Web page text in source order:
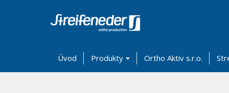
Úvod Produkty Ortho Aktiv s.r.o.